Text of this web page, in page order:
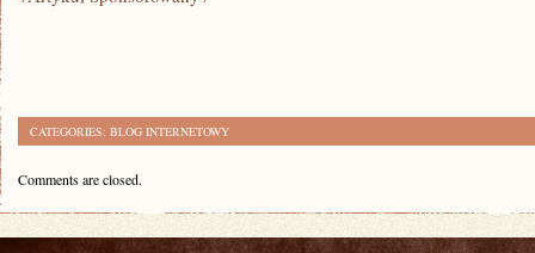
CATEGORIES: BLOG INTERNETOWY
Comments are closed.